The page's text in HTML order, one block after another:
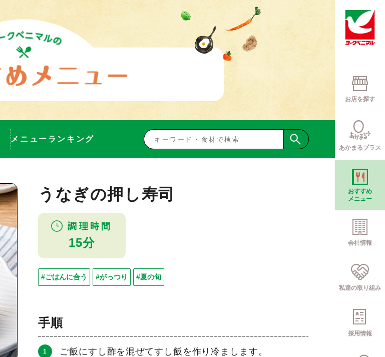
お店を探す
あかまるプラス
おすすめ
メニュー
会社情報
私達の取り組み
採用情報
メニューランキング
うなぎの押し寿司
調理時間
15分
#ごはんに合う #がっつり #夏の旬
手順
ご飯にすし酢を混ぜてすし飯を作り冷まします。